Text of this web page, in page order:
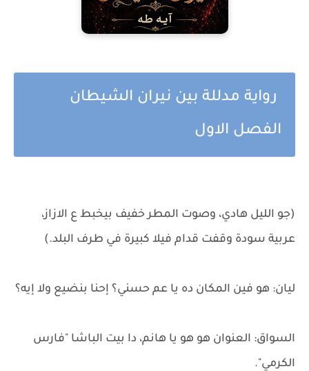
رواية مدللة بين نيران الشيطان
الفصل الاول
(جو الليل هادي، وصوت المطر خفيف بيخبط ع الازاز،
عربية سودة وقفت قدام فيلا كبيرة في طرف البلد.)
ليان: هو فين المكان ده يا عم حسني؟ إحنا بنضيع ولا إيه؟
السواق: العنوان هو هو يا هانم، دا بيت الباشا "فارس
الكرمي".